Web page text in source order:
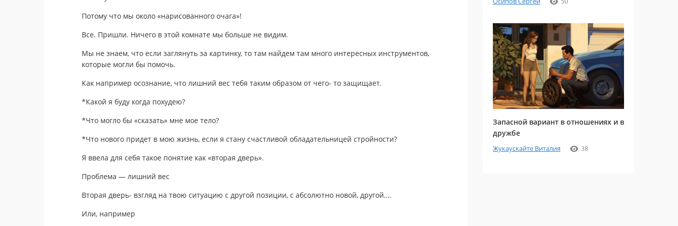
Потому что мы около «нарисованного очага»!
Все. Пришли. Ничего в этой комнате мы больше не видим.
Мы не знаем, что если заглянуть за картинку, то там найдем там много интересных инструментов,
которые могли бы помочь.
Как например осознание, что лишний вес тебя таким образом от чего- то защищает.
*Какой я буду когда похудею?
*Что могло бы «сказать» мне мое тело?
*Что нового придет в мою жизнь, если я стану счастливой обладательницей стройности?
Я ввела для себя такое понятие как «вторая дверь».
Проблема — лишний вес
Вторая дверь- взгляд на твою ситуацию с другой позиции, с абсолютно новой, другой….
Или, например
Запасной вариант в отношениях и в
дружбе
Жукаускайте Виталия 38